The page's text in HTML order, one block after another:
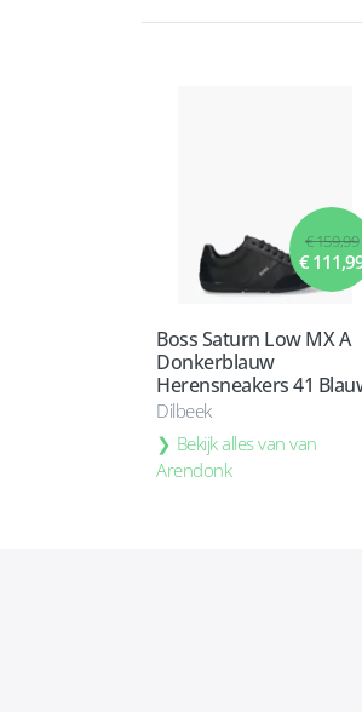
€ 159,99
€
Boss Saturn Low MX A
Donkerblauw
Herensneakers 41
Dilbeek
Bekijk alles van van
Arendonk